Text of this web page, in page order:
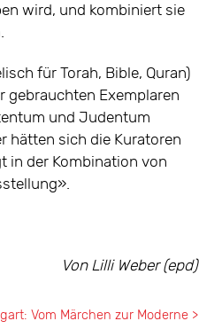
wird, und kombiniert sie
für Torah, Bible, Quran)
gebrauchten Exemplaren
und Judentum
hätten sich die Kuratoren
in der Kombination von
Von Lilli Weber (epd)
Vom Märchen zur Moderne >